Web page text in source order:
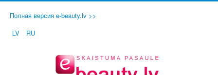
Полная версия e-beauty.lv >>
LV
RU